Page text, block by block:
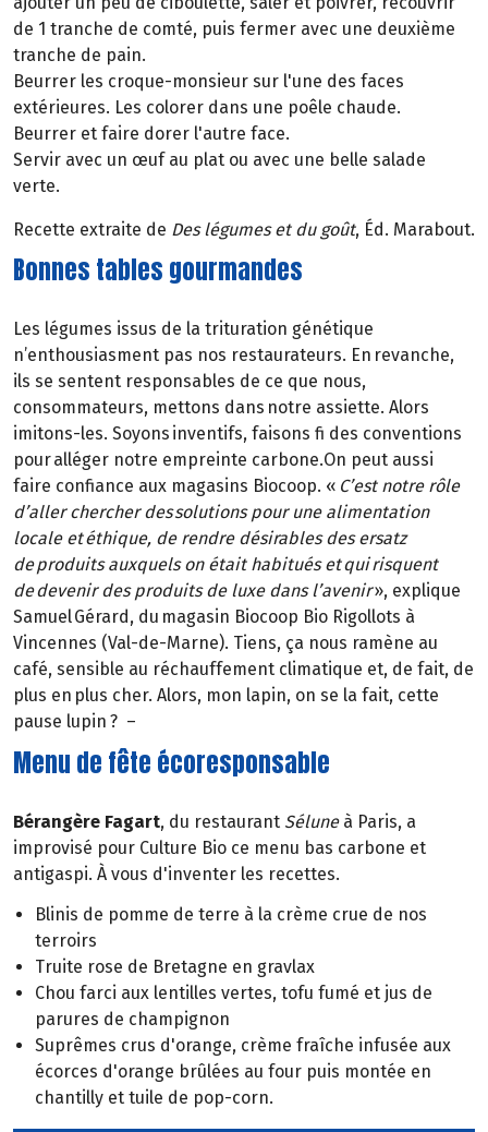
de 1 tranche de comté, puis fermer avec une deuxième
tranche de pain.
Beurrer les croque-monsieur sur l'une des faces
extérieures. Les colorer dans une poêle chaude.
Beurrer et faire dorer l'autre face.
Servir avec un œuf au plat ou avec une belle salade
verte.
Recette extraite de Des légumes et du goût, Éd. Marabout.
Bonnes tables gourmandes
Les légumes issus de la trituration génétique
n’enthousiasment pas nos restaurateurs. En revanche,
ils se sentent responsables de ce que nous,
consommateurs, mettons dans notre assiette. Alors
imitons-les. Soyons inventifs, faisons fi des conventions
pour alléger notre empreinte carbone.On peut aussi
faire confiance aux magasins Biocoop. « C’est notre rôle
d’aller chercher des solutions pour une alimentation
locale et éthique, de rendre désirables des ersatz
de produits auxquels on était habitués et qui risquent
de devenir des produits de luxe dans l’avenir», explique
Samuel Gérard, du magasin Biocoop Bio Rigollots à
Vincennes (Val-de-Marne). Tiens, ça nous ramène au
café, sensible au réchauffement climatique et, de fait, de
plus en plus cher. Alors, mon lapin, on se la fait, cette
pause lupin ? –
Menu de fête écoresponsable
Bérangère Fagart, du restaurant Sélune à Paris, a
improvisé pour Culture Bio ce menu bas carbone et
antigaspi. À vous d'inventer les recettes.
Blinis de pomme de terre à la crème crue de nos
terroirs
Truite rose de Bretagne en gravlax
Chou farci aux lentilles vertes, tofu fumé et jus de
parures de champignon
Suprêmes crus d'orange, crème fraîche infusée aux
écorces d'orange brûlées au four puis montée en
chantilly et tuile de pop-corn.